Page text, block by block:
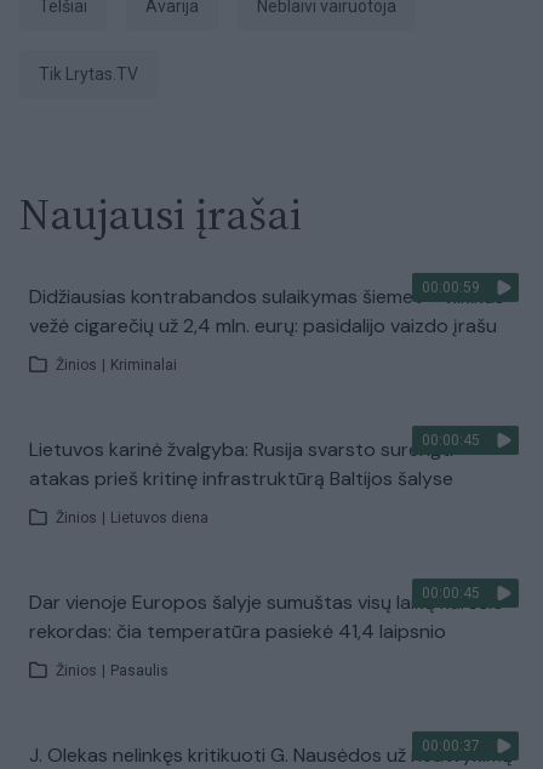
Telšiai avarija neblaivi vairuotoja
tik Lrytas.TV
Naujausi įrašai
00:00:59
Didžiausias kontrabandos sulaikymas šiemet – vilkikas
vežė cigarečių už 2,4 mln. eurų: pasidalijo vaizdo įrašu
Žinios Kriminalai
00:00:45
Lietuvos karinė žvalgyba: Rusija svarsto surengti
atakas prieš kritinę infrastruktūrą Baltijos šalyse
Žinios Lietuvos diena
00:00:45
Dar vienoje Europos šalyje sumuštas visų laikų karščio
rekordas: čia temperatūra pasiekė 41,4 laipsnio
Žinios Pasaulis
00:00:37
J. Olekas nelinkęs kritikuoti G. Nausėdos už neatvykimą